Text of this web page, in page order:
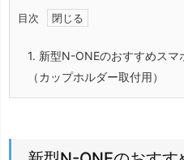
目次
1. 新型N-ONEのおすすめスマ
（カップホルダー取付用）